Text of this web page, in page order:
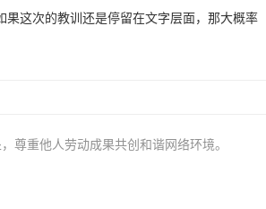
这次的教训还是停留在文字层面，那大概率
尊重他人劳动成果共创和谐网络环境。